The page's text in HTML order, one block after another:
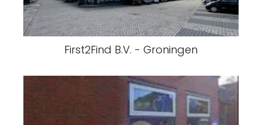
First2Find B.V. - Groningen